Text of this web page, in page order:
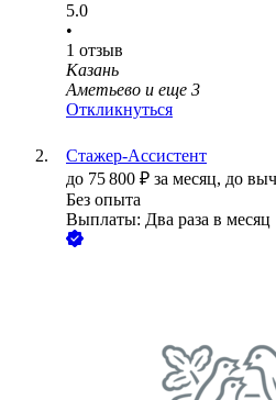
5.0
•
1 отзыв
Казань
Аметьево и еще 3
Откликнуться
Стажер-Ассистент
до 75 800 ₽ за месяц, до
Без опыта
Выплаты: Два раза в месяц